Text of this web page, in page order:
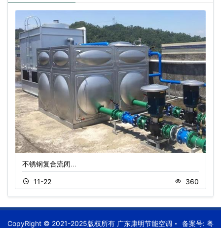
不锈钢复合流闭…
11-22 360
CopyRight © 2021-2025版权所有 广东康明节能空调 备案号: 粤